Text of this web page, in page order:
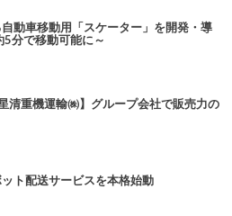
動車移動用「スケーター」を開発・導
分で移動可能に～
清重機運輸㈱】グループ会社で販売力の
ト配送サービスを本格始動